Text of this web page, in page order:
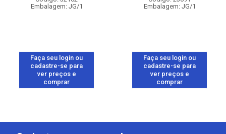
Embalagem: JG/1
Faça seu login ou
cadastre-se para
ver preços e
comprar
Embalagem: JG/1
Faça seu login ou
cadastre-se para
ver preços e
comprar